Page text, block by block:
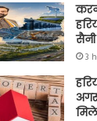
सैनी
3